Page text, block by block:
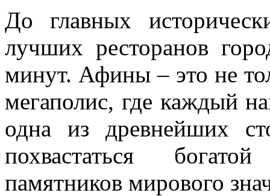
До главных
лучших ресторанов
минут. Афины – это не
мегаполис, где каждый
одна из древнейших
похвастаться
памятников мирового